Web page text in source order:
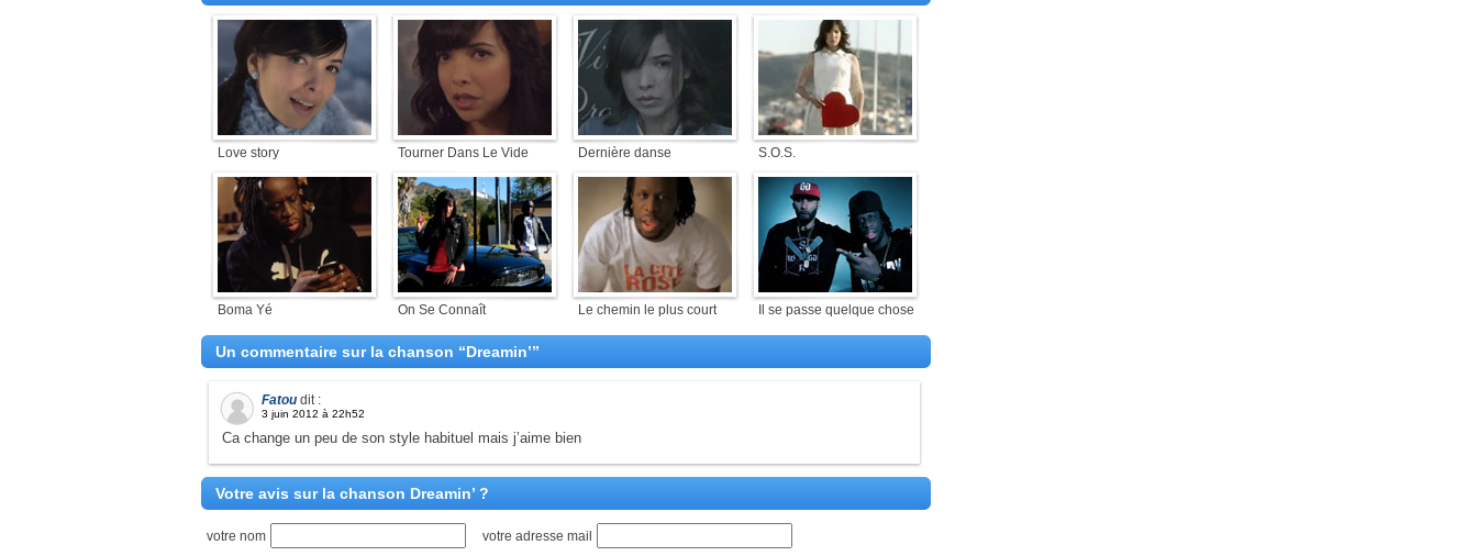
Love story Tourner Dans Le Vide Dernière danse S.O.S.
Boma Yé On Se Connaît Le chemin le plus court Il se passe quelque chose
Un commentaire sur la chanson “Dreamin’”
Fatou dit :
3 juin 2012 à 22h52
Ca change un peu de son style habituel mais j’aime bien
Votre avis sur la chanson Dreamin’ ?
votre nom votre adresse mail